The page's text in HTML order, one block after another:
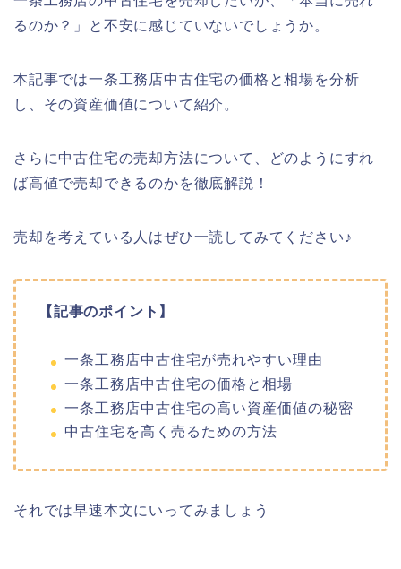
るのか？」と不安に感じていないでしょうか。
本記事では一条工務店中古住宅の価格と相場を分析
し、その資産価値について紹介。
さらに中古住宅の売却方法について、どのようにすれ
ば高値で売却できるのかを徹底解説！
売却を考えている人はぜひ一読してみてください♪
【記事のポイント】
一条工務店中古住宅が売れやすい理由
一条工務店中古住宅の価格と相場
一条工務店中古住宅の高い資産価値の秘密
中古住宅を高く売るための方法
それでは早速本文にいってみましょう